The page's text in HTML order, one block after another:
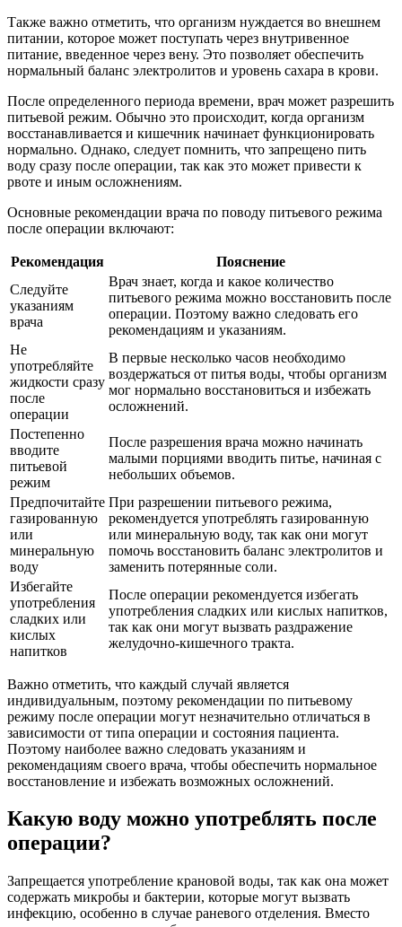
Также важно отметить, что организм нуждается во внешнем
питании, которое может поступать через внутривенное
питание, введенное через вену. Это позволяет обеспечить
нормальный баланс электролитов и уровень сахара в крови.
После определенного периода времени, врач может разрешить
питьевой режим. Обычно это происходит, когда организм
восстанавливается и кишечник начинает функционировать
нормально. Однако, следует помнить, что запрещено пить
воду сразу после операции, так как это может привести к
рвоте и иным осложнениям.
Основные рекомендации врача по поводу питьевого режима
после операции включают:
Рекомендация
Пояснение
Следуйте
указаниям
врача
Врач знает, когда и какое количество
питьевого режима можно восстановить после
операции. Поэтому важно следовать его
рекомендациям и указаниям.
Не
употребляйте
жидкости сразу
после
операции
В первые несколько часов необходимо
воздержаться от питья воды, чтобы организм
мог нормально восстановиться и избежать
осложнений.
Постепенно
вводите
питьевой
режим
После разрешения врача можно начинать
малыми порциями вводить питье, начиная с
небольших объемов.
Предпочитайте
газированную
или
минеральную
воду
При разрешении питьевого режима,
рекомендуется употреблять газированную
или минеральную воду, так как они могут
помочь восстановить баланс электролитов и
заменить потерянные соли.
Избегайте
употребления
сладких или
кислых
напитков
После операции рекомендуется избегать
употребления сладких или кислых напитков,
так как они могут вызвать раздражение
желудочно-кишечного тракта.
Важно отметить, что каждый случай является
индивидуальным, поэтому рекомендации по питьевому
режиму после операции могут незначительно отличаться в
зависимости от типа операции и состояния пациента.
Поэтому наиболее важно следовать указаниям и
рекомендациям своего врача, чтобы обеспечить нормальное
восстановление и избежать возможных осложнений.
Какую воду можно употреблять после
операции?
Запрещается употребление крановой воды, так как она может
содержать микробы и бактерии, которые могут вызвать
инфекцию, особенно в случае раневого отделения. Вместо